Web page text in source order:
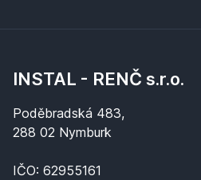
INSTAL - RENČ s.r.o.
Poděbradská 483,
288 02 Nymburk
IČO: 62955161